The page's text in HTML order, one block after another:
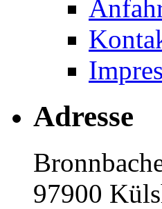
Adresse
97900